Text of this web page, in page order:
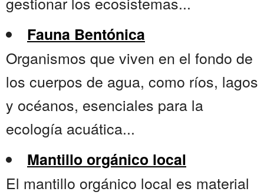
Fauna Bentónica
Organismos que viven en el fondo de
los cuerpos de agua, como ríos, lagos
y océanos, esenciales para la
ecología acuática...
Mantillo orgánico local
El mantillo orgánico local es material